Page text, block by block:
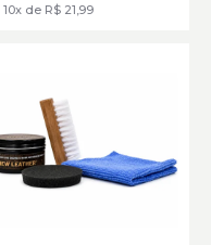
10x de R$ 21,99